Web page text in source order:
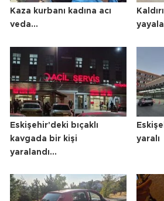
Kaza kurbanı kadına acı
veda...
Eskişehir'deki bıçaklı
kavgada bir kişi
yaralandı...
yaralı